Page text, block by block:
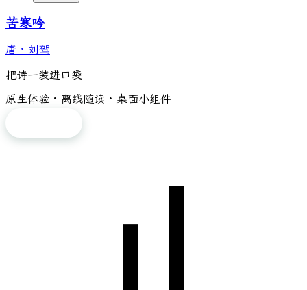
苦寒吟
唐 · 刘驾
把诗一装进口袋
原生体验 · 离线随读 · 桌面小组件